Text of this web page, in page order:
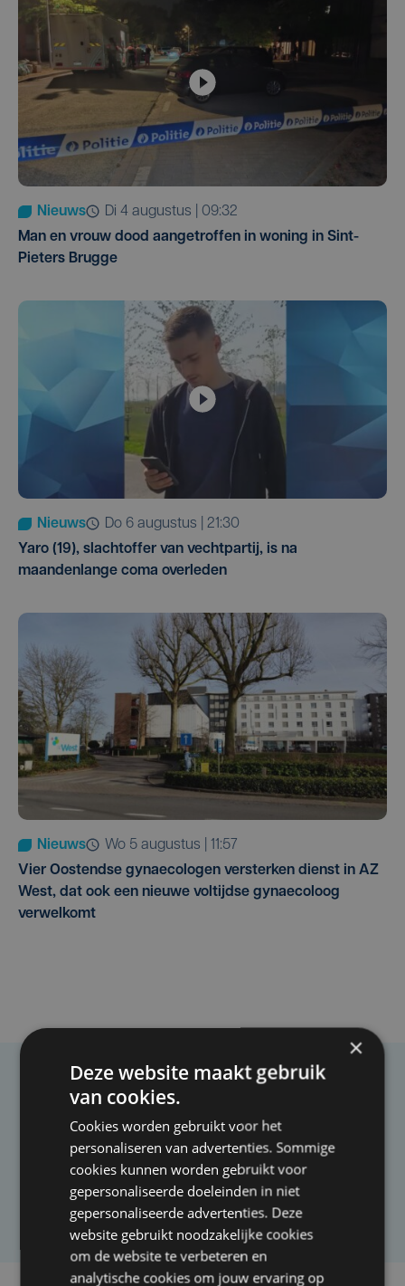
Nieuws
di 4 augustus | 09:32
Man en vrouw dood aangetroffen in woning in Sint-
Pieters Brugge
Nieuws
do 6 augustus | 21:30
Yaro (19), slachtoffer van vechtpartij, is na
maandenlange coma overleden
Nieuws
wo 5 augustus | 11:57
Vier Oostendse gynaecologen versterken dienst in AZ
West, dat ook een nieuwe voltijdse gynaecoloog
verwelkomt
Taalfout opgemerkt?
Heb je een taal- of schrijffout opgemerkt in dit
artikel?
Laat het ons weten
×
Deze website maakt gebruik
van cookies.
Cookies worden gebruikt voor het
personaliseren van advertenties. Sommige
cookies kunnen worden gebruikt voor
gepersonaliseerde doeleinden in niet
gepersonaliseerde advertenties. Deze
website gebruikt noodzakelijke cookies
om de website te verbeteren en
analytische cookies om jouw ervaring op